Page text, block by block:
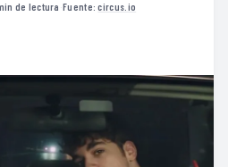
de lectura ·Fuente:circus.io